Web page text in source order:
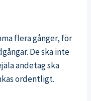
flera gånger, för
De ska inte
andetag ska
ordentligt.